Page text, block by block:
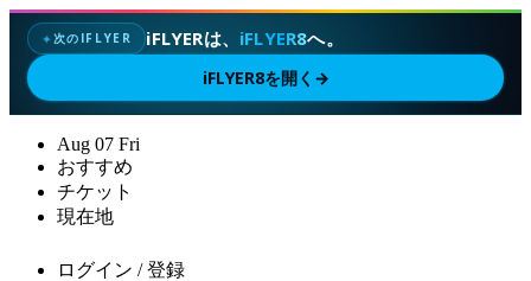
✦次のIFLYER iFLYERは、 iFLYER8へ。
iFLYER8を開く →
Aug 07 Fri
おすすめ
チケット
現在地
ログイン / 登録